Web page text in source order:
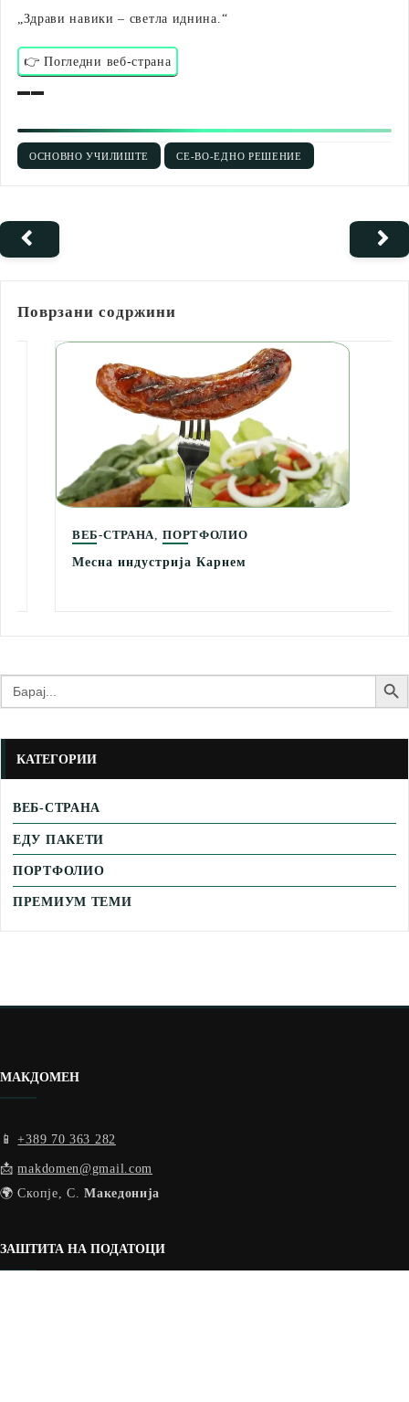
„Здрави навики – светла иднина.“
👉 Погледни веб-страна
▬▬
ОСНОВНО УЧИЛИШТЕ СЕ-ВО-ЕДНО РЕШЕНИЕ
Поврзани содржини
ВЕБ-СТРАНА,ПОРТФОЛИО
Месна индустрија Карнем
Search
for:
Search
КАТЕГОРИИ
ВЕБ-СТРАНА
ЕДУ ПАКЕТИ
ПОРТФОЛИО
ПРЕМИУМ ТЕМИ
МАКДОМЕН
📱+389 70 363 282
📩makdomen@gmail.com
🌍 Скопје, С.Македонија
ЗАШТИТА НА ПОДАТОЦИ